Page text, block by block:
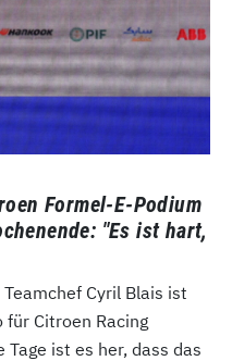
Formel-E-Podium
"Es ist hart,
Cyril Blais ist
für Citroen Racing
ist es her, dass das